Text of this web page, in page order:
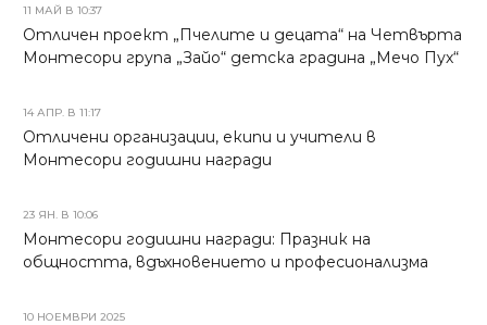
11 МАЙ В 10:37
Отличен проект „Пчелите и децата“ на Четвърта
Монтесори група „Зайо“ детска градина „Мечо Пух“
14 АПР. В 11:17
Отличени организации, екипи и учители в
Монтесори годишни награди
23 ЯН. В 10:06
Монтесори годишни награди: Празник на
общността, вдъхновението и професионализма
10 НОЕМВРИ 2025